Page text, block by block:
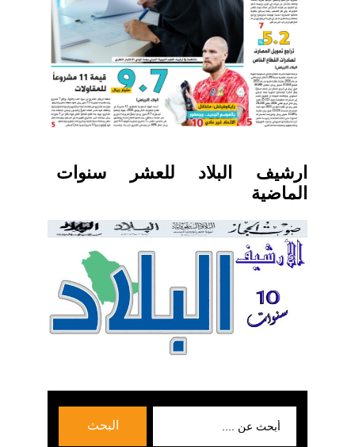
ارشيف البلاد للعشر سنوات
الماضية
البحث